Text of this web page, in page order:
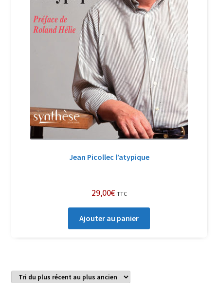
Politique de confidentialité et cookies
Qui sommes-nous ?
Soutien à Philippe Randa
Suivi de la Commande
Jean Picollec l’atypique
29,00€ TTC
Ajouter au panier